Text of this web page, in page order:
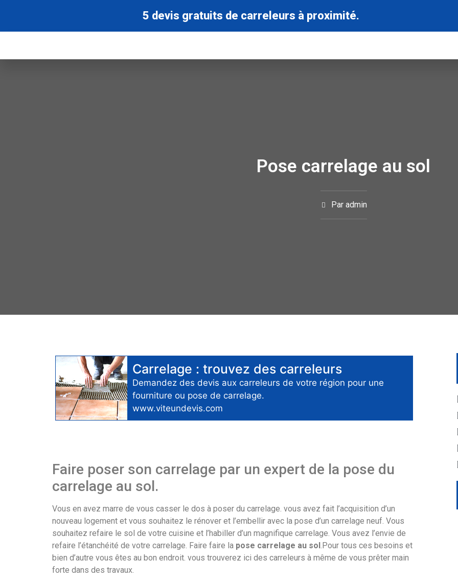
5 devis gratuits de carreleurs à proximité.
Pose carrelage au sol
Paradmin
Carrelage : trouvez des carreleurs
Demandez des devis aux carreleurs de votre région pour une
fourniture ou pose de carrelage.
www.viteundevis.com
Faire poser son carrelage par un expert de la pose du
carrelage au sol.
Vous en avez marre de vous casser le dos à poser du carrelage. vous avez fait l’acquisition d’un
nouveau logement et vous souhaitez le rénover et l’embellir avec la pose d’un carrelage neuf. Vous
souhaitez refaire le sol de votre cuisine et l’habiller d’un magnifique carrelage. Vous avez l’envie de
refaire l’étanchéité de votre carrelage. Faire faire la pose carrelage au sol.Pour tous ces besoins et
bien d’autre vous êtes au bon endroit. vous trouverez ici des carreleurs à même de vous prêter main
forte dans des travaux.